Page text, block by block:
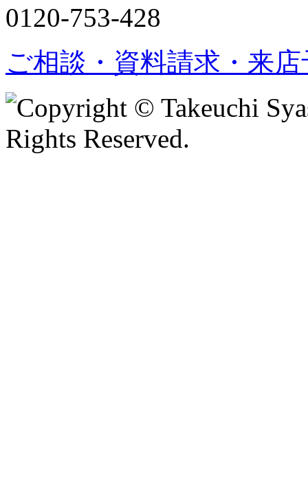
ご相談・資料請求・来